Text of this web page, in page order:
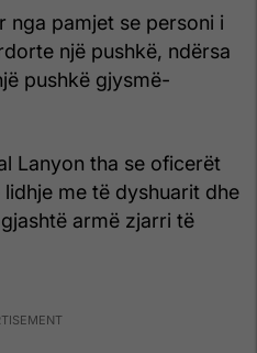
nga pamjet se personi i
një pushkë, ndërsa
pushkë gjysmë-
Lanyon tha se oficerët
me të dyshuarit dhe
armë zjarri të